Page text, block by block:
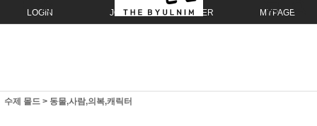
LOGIN JOIN ORDER MYPAGE
수제 몰드 > 동물,사람,의복,캐릭터